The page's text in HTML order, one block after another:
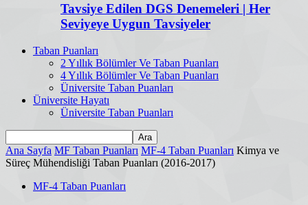
Tavsiye Edilen DGS Denemeleri | Her
Seviyeye Uygun Tavsiyeler
Taban Puanları
2 Yıllık Bölümler Ve Taban Puanları
4 Yıllık Bölümler Ve Taban Puanları
Üniversite Taban Puanları
Üniversite Hayatı
Üniversite Taban Puanları
Ana Sayfa MF Taban Puanları MF-4 Taban Puanları Kimya ve
Süreç Mühendisliği Taban Puanları (2016-2017)
MF-4 Taban Puanları